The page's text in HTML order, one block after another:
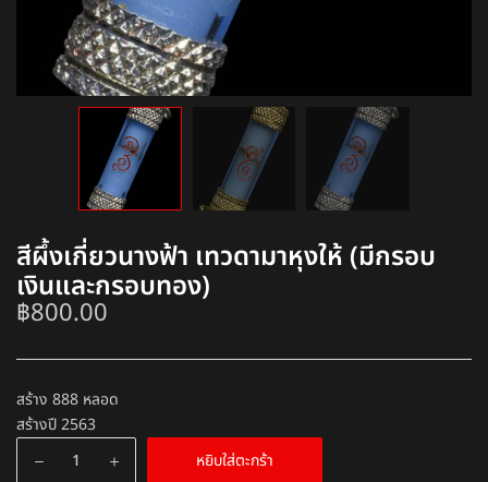
สีผึ้งเกี่ยวนางฟ้า เทวดามาหุงให้ (มีกรอบ
เงินและกรอบทอง)
฿800.00
สร้าง 888 หลอด
สร้างปี 2563
หยิบใส่ตะกร้า